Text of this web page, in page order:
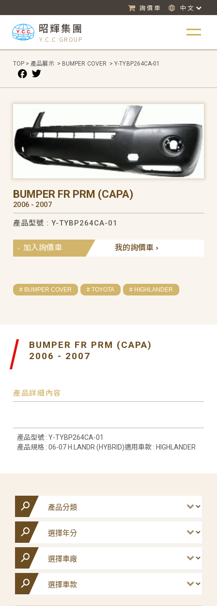
詢價車 中文
昭輝集團
Y.C.C GROUP
TOP > 產品展示 > BUMPER COVER > Y-TYBP264CA-01
BUMPER FR PRM (CAPA)
2006 - 2007
產品型號 : Y-TYBP264CA-01
我的詢價車
加入詢價車
# BUMPER COVER # TOYOTA # HIGHLANDER
BUMPER FR PRM (CAPA)
2006 - 2007
產品詳細內容
產品型號 : Y-TYBP264CA-01
產品規格 : 06-07 H.LANDR (HYBRID)適用車款 : HIGHLANDER